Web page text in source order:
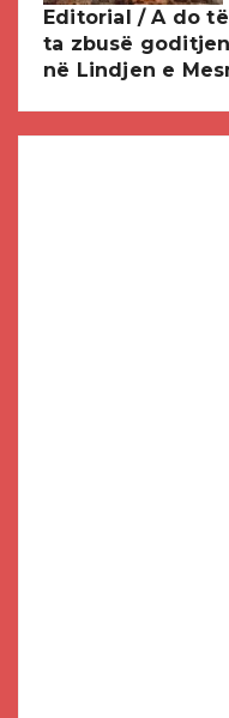
Editorial / A do
ta zbusë
në Lindjen e